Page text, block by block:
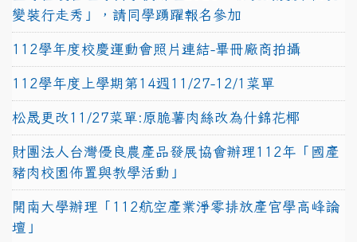
變裝行走秀」，請同學踴躍報名參加
112學年度校慶運動會照片連結-畢冊廠商拍攝
112學年度上學期第14週11/27-12/1菜單
松晟更改11/27菜單:原脆薯肉絲改為什錦花椰
財團法人台灣優良農產品發展協會辦理112年「國產
豬肉校園佈置與教學活動」
開南大學辦理「112航空產業淨零排放產官學高峰論
壇」